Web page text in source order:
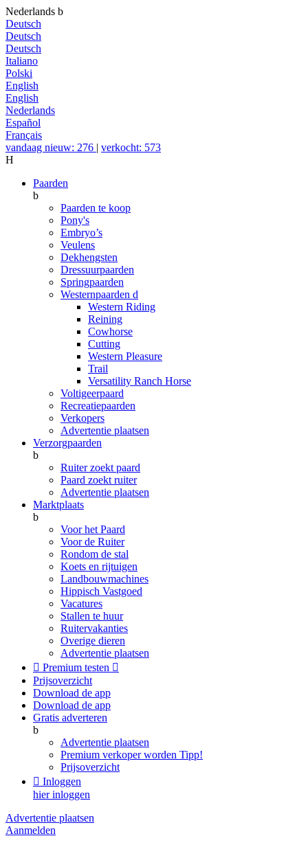
Nederlands b
Deutsch
Deutsch
Deutsch
Italiano
Polski
English
English
Nederlands
Español
Français
vandaag nieuw: 276 | verkocht: 573
H
Paarden
b
Paarden te koop
Pony's
Embryo’s
Veulens
Dekhengsten
Dressuurpaarden
Springpaarden
Westernpaarden d
Western Riding
Reining
Cowhorse
Cutting
Western Pleasure
Trail
Versatility Ranch Horse
Voltigeerpaard
Recreatiepaarden
Verkopers
Advertentie plaatsen
Verzorgpaarden
b
Ruiter zoekt paard
Paard zoekt ruiter
Advertentie plaatsen
Marktplaats
b
Voor het Paard
Voor de Ruiter
Rondom de stal
Koets en rijtuigen
Landbouwmachines
Hippisch Vastgoed
Vacatures
Stallen te huur
Ruitervakanties
Overige dieren
Advertentie plaatsen
 Premium testen 
Prijsoverzicht
Download de app
Download de app
Gratis adverteren
b
Advertentie plaatsen
Premium verkoper worden Tipp!
Prijsoverzicht
 Inloggen
hier inloggen
Advertentie plaatsen
Aanmelden